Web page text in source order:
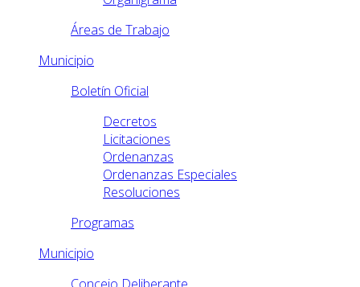
Áreas de Trabajo
Municipio
Boletín Oficial
Decretos
Licitaciones
Ordenanzas
Ordenanzas Especiales
Resoluciones
Programas
Municipio